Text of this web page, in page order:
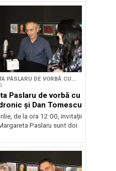
PÂSLARU DE VORBĂ CU...
Paslaru de vorbă cu
și Dan Tomescu
de la ora 12:00, invitații
Paslaru sunt doi